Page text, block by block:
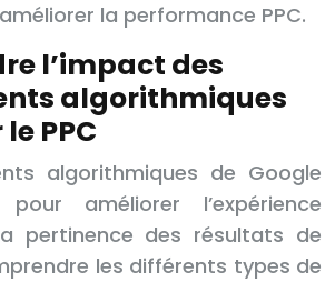
la performance PPC.
l’impact des
algorithmiques
PPC
algorithmiques de Google
améliorer l’expérience
pertinence des résultats de
les différents types de